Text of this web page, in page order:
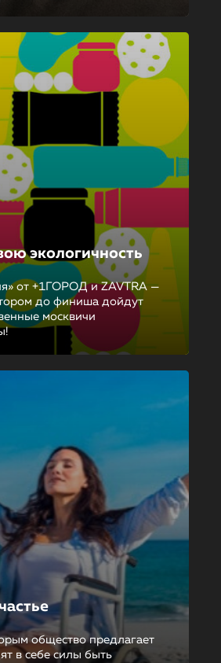
экологичность
от +1ГОРОД и ZAVTRA —
до финиша дойдут
москвичи
общество предлагает
в себе силы быть